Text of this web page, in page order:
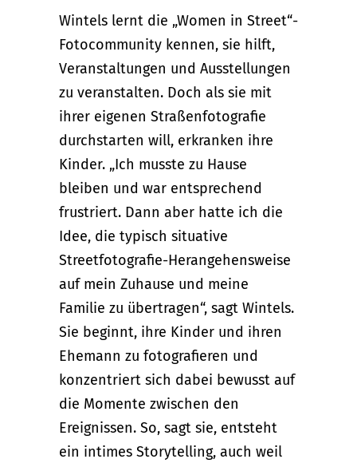
Wintels lernt die „Women in Street“-
Fotocommunity kennen, sie hilft,
Veranstaltungen und Ausstellungen
zu veranstalten. Doch als sie mit
ihrer eigenen Straßenfotografie
durchstarten will, erkranken ihre
Kinder. „Ich musste zu Hause
bleiben und war entsprechend
frustriert. Dann aber hatte ich die
Idee, die typisch situative
Streetfotografie-Herangehensweise
auf mein Zuhause und meine
Familie zu übertragen“, sagt Wintels.
Sie beginnt, ihre Kinder und ihren
Ehemann zu fotografieren und
konzentriert sich dabei bewusst auf
die Momente zwischen den
Ereignissen. So, sagt sie, entsteht
ein intimes Storytelling, auch weil